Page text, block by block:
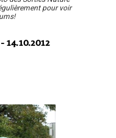
pour voir
- 14.10.2012